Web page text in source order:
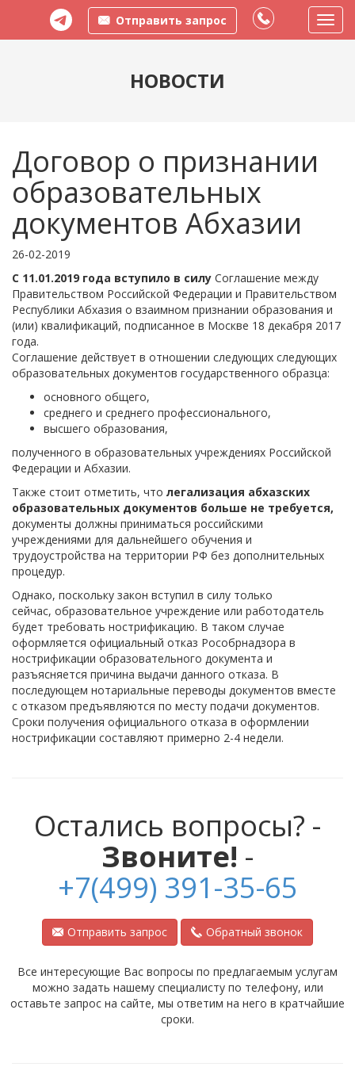
Отправить запрос
меню
НОВОСТИ
Договор о признании
образовательных
документов Абхазии
26-02-2019
С 11.01.2019 года вступило в силу Соглашение между
Правительством Российской Федерации и Правительством
Республики Абхазия о взаимном признании образования и
(или) квалификаций, подписанное в Москве 18 декабря 2017
года.
Соглашение действует в отношении следующих следующих
образовательных документов государственного образца:
основного общего,
среднего и среднего профессионального,
высшего образования,
полученного в образовательных учреждениях Российской
Федерации и Абхазии.
Также стоит отметить, что легализация абхазских
образовательных документов больше не требуется,
документы должны приниматься российскими
учреждениями для дальнейшего обучения и
трудоустройства на территории РФ без дополнительных
процедур.
Однако, поскольку закон вступил в силу только
сейчас, образовательное учреждение или работодатель
будет требовать нострификацию. В таком случае
оформляется официальный отказ Рособрнадзора в
нострификации образовательного документа и
разъясняется причина выдачи данного отказа. В
последующем нотариальные переводы документов вместе
с отказом предъявляются по месту подачи документов.
Сроки получения официального отказа в оформлении
нострификации составляют примерно 2-4 недели.
Остались вопросы? -
Звоните! -
+7(499) 391-35-65
Отправить запрос Обратный звонок
Все интересующие Вас вопросы по предлагаемым услугам
можно задать нашему специалисту по телефону, или
оставьте запрос на сайте, мы ответим на него в кратчайшие
сроки.